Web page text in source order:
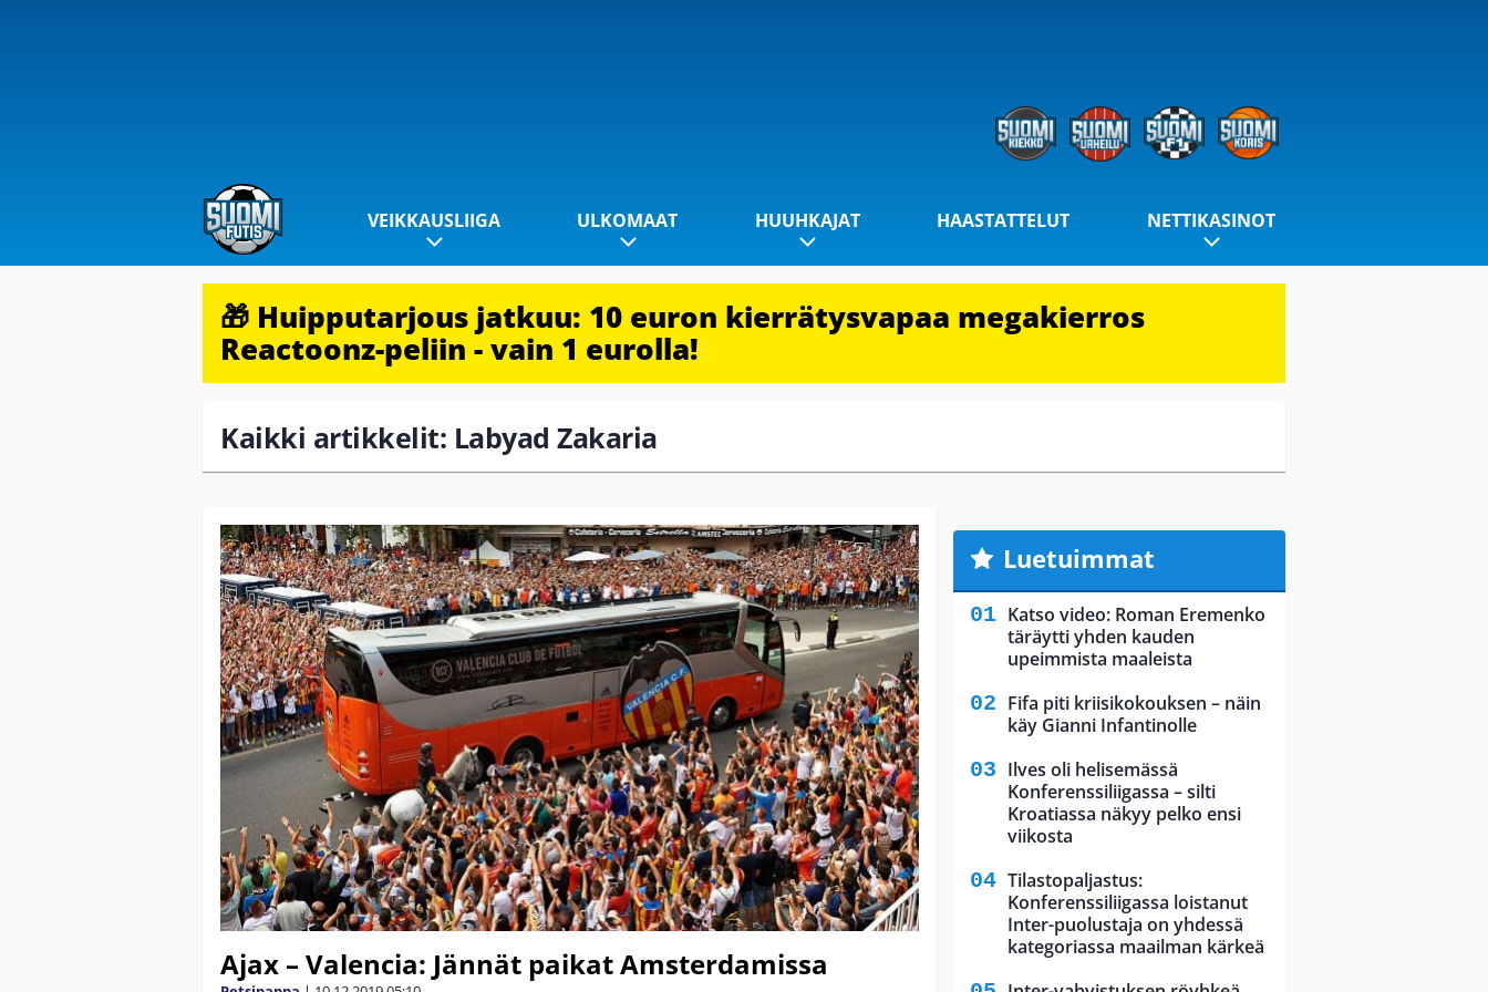
VEIKKAUSLIIGA ULKOMAAT HUUHKAJAT HAASTATTELUT NETTIKASINOT
🎁 Huipputarjous jatkuu: 10 euron kierrätysvapaa megakierros
Reactoonz-peliin - vain 1 eurolla!
Kaikki artikkelit: Labyad Zakaria
Ajax – Valencia: Jännät paikat Amsterdamissa
Luetuimmat
Katso video: Roman Eremenko
täräytti yhden kauden
upeimmista maaleista
Fifa piti kriisikokouksen – näin
käy Gianni Infantinolle
Ilves oli helisemässä
Konferenssiliigassa – silti
Kroatiassa näkyy pelko ensi
viikosta
Tilastopaljastus:
Konferenssiliigassa loistanut
Inter-puolustaja on yhdessä
kategoriassa maailman kärkeä